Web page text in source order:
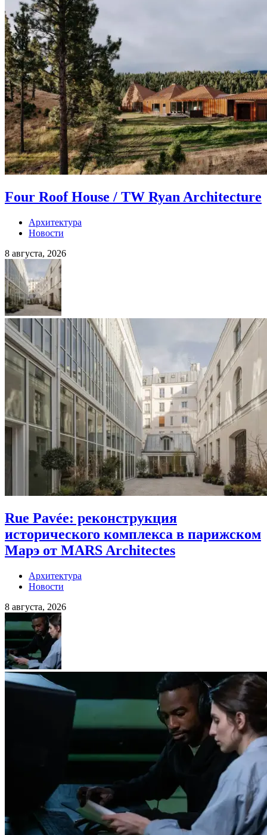
Four Roof House / TW Ryan Architecture
Архитектура
Новости
8 августа, 2026
Rue Pavée: реконструкция
исторического комплекса в парижском
Марэ от MARS Architectes
Архитектура
Новости
8 августа, 2026